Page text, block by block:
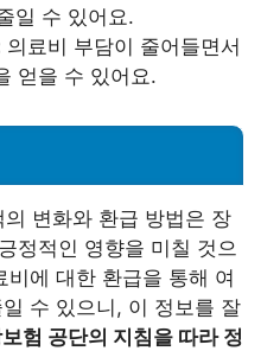
일 수 있어요.
의료비 부담이 줄어들면서
얻을 수 있어요.
변화와 환급 방법은 장
정적인 영향을 미칠 것으
에 대한 환급을 통해 여
수 있으니, 이 정보를 잘
험 공단의 지침을 따라 정